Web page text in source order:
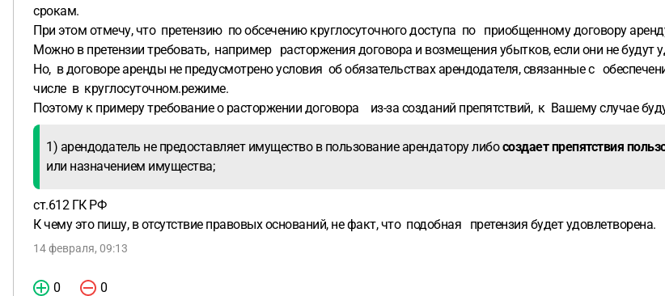
срокам.
При этом отмечу, что претензию по обсечению круглосуточного доступа по приобщенному договору
Можно в претензии требовать, например расторжения договора и возмещения убытков, если они не будут
Но, в договоре аренды не предусмотрено условия об обязательствах арендодателя, связанные с
числе в круглосуточном.режиме.
Поэтому к примеру требование о расторжении договора из-за созданий препятствий, к Вашему случае
1) арендодатель не предоставляет имущество в пользование арендатору либосоздает препятствия
или назначением имущества;
ст.612 ГК РФ
К чему это пишу, в отсутствие правовых оснований, не факт, что подобная претензия будет удовлетворена.
14 февраля, 09:13
0 0